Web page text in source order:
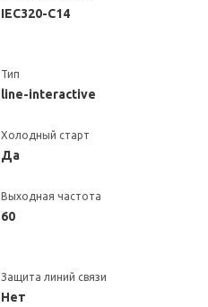
IEC320-C14
Тип
line-interactive
Холодный старт
Да
Выходная частота
60
Защита линий связи
Нет